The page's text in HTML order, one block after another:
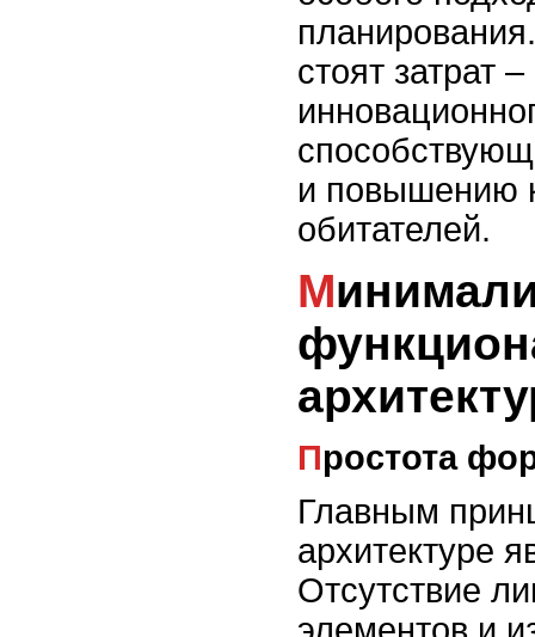
стоят затрат
и повышению
обитателей.
Минимализм и
Простота
Главным
архитектуре
Отсутствие